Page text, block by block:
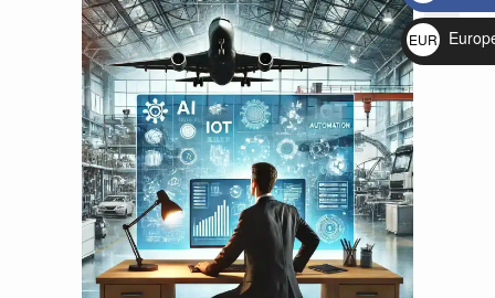
🔍
$
EUR
€